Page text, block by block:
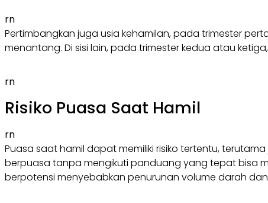
rn
Pertimbangkan juga usia kehamilan, pada trimester
menantang. Di sisi lain, pada trimester kedua atau
rn
Risiko Puasa Saat Hamil
rn
Puasa saat hamil dapat memiliki risiko tertentu,
berpuasa tanpa mengikuti panduang yang tepat bisa
berpotensi menyebabkan penurunan volume darah